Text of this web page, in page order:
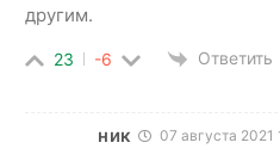
другим.
23 -6 Ответить
ник 07 августа 2021